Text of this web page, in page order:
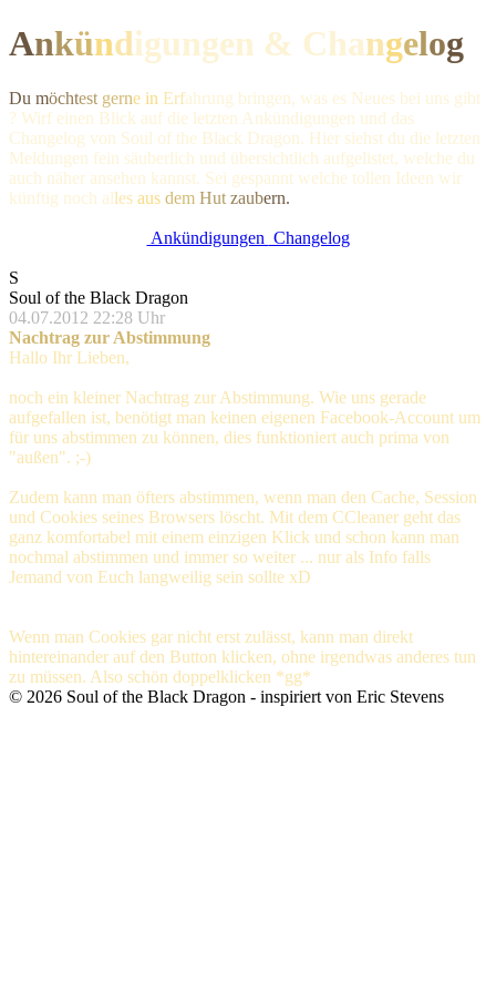
Ankündigungen & Changelog
Du möchtest gerne in Erfahrung bringen, was es Neues bei uns gibt
? Wirf einen Blick auf die letzten Ankündigungen und das
Changelog von Soul of the Black Dragon. Hier siehst du die letzten
Meldungen fein säuberlich und übersichtlich aufgelistet, welche du
auch näher ansehen kannst. Sei gespannt welche tollen Ideen wir
künftig noch alles aus dem Hut zaubern.
Ankündigungen Changelog
S
Soul of the Black Dragon
04.07.2012 22:28 Uhr
Nachtrag zur Abstimmung
Hallo Ihr Lieben,
noch ein kleiner Nachtrag zur Abstimmung. Wie uns gerade
aufgefallen ist, benötigt man keinen eigenen Facebook-Account um
für uns abstimmen zu können, dies funktioniert auch prima von
"außen". ;-)
Zudem kann man öfters abstimmen, wenn man den Cache, Session
und Cookies seines Browsers löscht. Mit dem CCleaner geht das
ganz komfortabel mit einem einzigen Klick und schon kann man
nochmal abstimmen und immer so weiter ... nur als Info falls
Jemand von Euch langweilig sein sollte xD
Wenn man Cookies gar nicht erst zulässt, kann man direkt
hintereinander auf den Button klicken, ohne irgendwas anderes tun
zu müssen. Also schön doppelklicken *gg*
© 2026 Soul of the Black Dragon - inspiriert von Eric Stevens